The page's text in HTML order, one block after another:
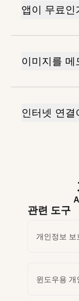
앱이 무료인
이미지를
인터넷 연결
관련 도구
개인정보 보
윈도우용 개